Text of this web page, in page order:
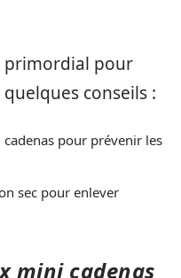
primordial pour
conseils :
pour prévenir les
sec pour enlever
mini cadenas